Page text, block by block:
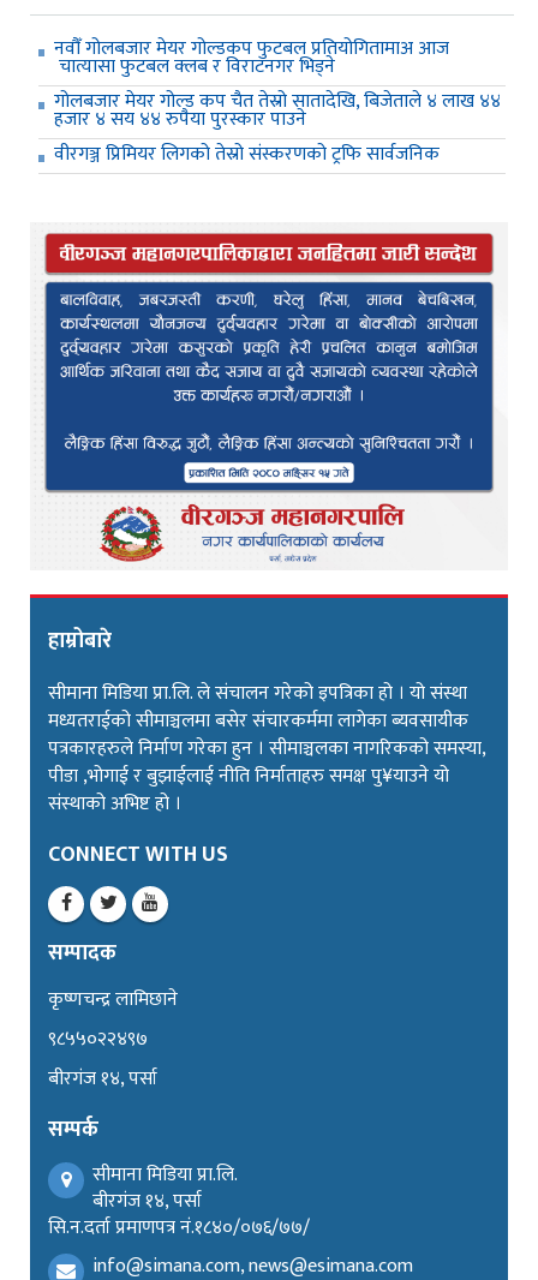
नवौँ गोलबजार मेयर गोल्डकप फुटबल प्रतियोगितामाअ आज
चात्यासा फुटबल क्लब र विराटनगर भिड्ने
गोलबजार मेयर गोल्ड कप चैत तेस्रो सातादेखि, बिजेताले ४ लाख ४४
हजार ४ सय ४४ रुपैया पुरस्कार पाउने
वीरगञ्ज प्रिमियर लिगको तेस्रो संस्करणको ट्रफि सार्वजनिक
हाम्रोबारे
सीमाना मिडिया प्रा.लि. ले संचालन गरेको इपत्रिका हो । यो संस्था
मध्यतराईको सीमाञ्चलमा बसेर संचारकर्ममा लागेका ब्यवसायीक
पत्रकारहरुले निर्माण गरेका हुन । सीमाञ्चलका नागरिकको समस्या,
पीडा ,भोगाई र बुझाईलाई नीति निर्माताहरु समक्ष पु¥याउने यो
संस्थाको अभिष्ट हो ।
CONNECT WITH US
सम्पादक
कृष्णचन्द्र लामिछाने
९८५५०२२४९७
बीरगंज १४, पर्सा
सम्पर्क
सीमाना मिडिया प्रा.लि.
बीरगंज १४, पर्सा
सि.न.दर्ता प्रमाणपत्र नं.१८४०/०७६/७७/
info@simana.com, news@esimana.com